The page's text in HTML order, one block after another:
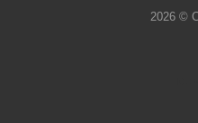
2026 ©